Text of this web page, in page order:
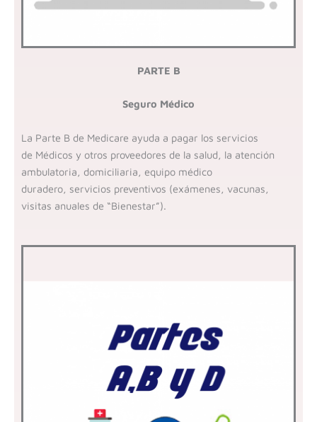
PARTE B
Seguro Médico
La Parte B de Medicare ayuda a pagar los servicios
de Médicos y otros proveedores de la salud, la atención
ambulatoria, domiciliaria, equipo médico
duradero, servicios preventivos (exámenes, vacunas,
visitas anuales de “Bienestar”).